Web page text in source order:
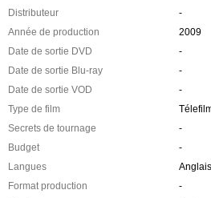
Distributeur
-
Année de production
2009
Date de sortie DVD
-
Date de sortie Blu-ray
-
Date de sortie VOD
-
Type de film
Secrets de tournage
-
Budget
-
Langues
Anglais
Format production
-